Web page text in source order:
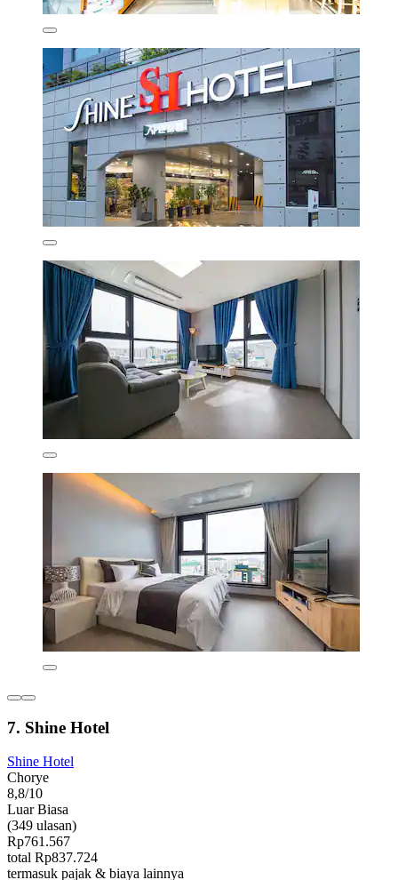
7. Shine Hotel
Shine Hotel
Chorye
8,8/10
Luar Biasa
(349 ulasan)
Rp761.567
total Rp837.724
termasuk pajak & biaya lainnya